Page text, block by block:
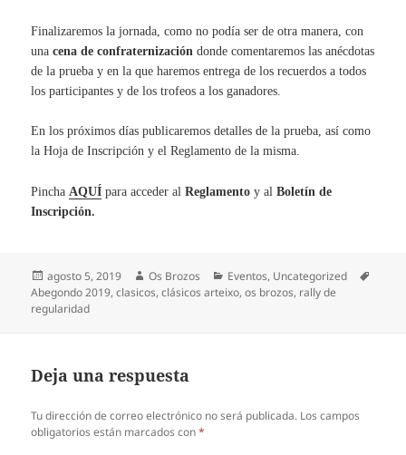
Finalizaremos la jornada, como no podía ser de otra manera, con
unacena de confraternización donde comentaremos las anécdotas
de la prueba y en la que haremos entrega de los recuerdos a todos
los participantes y de los trofeos a los ganadores.
En los próximos días publicaremos detalles de la prueba, así como
la Hoja de Inscripción y el Reglamento de la misma.
Pincha AQUÍ para acceder alReglamento y alBoletín de
Inscripción.
Publicado
el
agosto 5, 2019 Autor
Os Brozos Categorías
Eventos, Uncategorized
Abegondo 2019,clasicos,clásicos arteixo,os brozos, rally de
regularidad
Deja una respuesta
Tu dirección de correo electrónico no será publicada. Los campos
obligatorios están marcados con*